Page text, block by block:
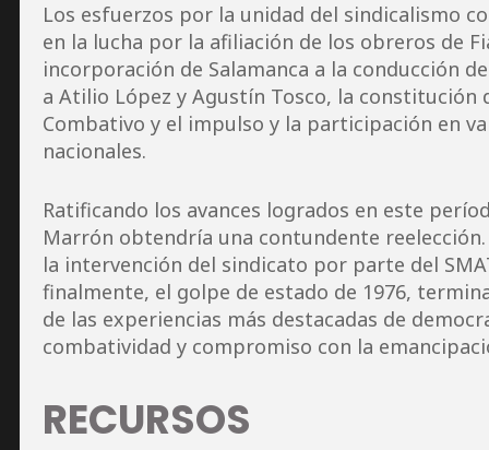
Los esfuerzos por la unidad del sindicalismo
en la lucha por la afiliación de los obreros de
incorporación de Salamanca a la conducción
a Atilio López y Agustín Tosco, la constitución
Combativo y el impulso y la participación en
nacionales.
Ratificando los avances logrados en este
Marrón obtendría una contundente reelección.
la intervención del sindicato por parte del
finalmente, el golpe de estado de 1976,
de las experiencias más destacadas de
combatividad y compromiso con la
RECURSOS